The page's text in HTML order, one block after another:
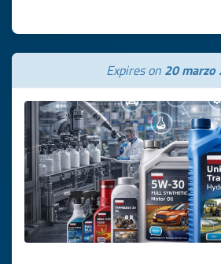
Expires on 20 marzo